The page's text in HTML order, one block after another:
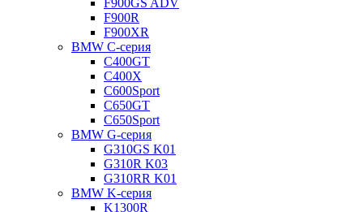
F900GS ADV
F900R
F900XR
BMW C-серия
C400GT
C400X
C600Sport
C650GT
C650Sport
BMW G-серия
G310GS K01
G310R K03
G310RR K01
BMW K-серия
K1300R